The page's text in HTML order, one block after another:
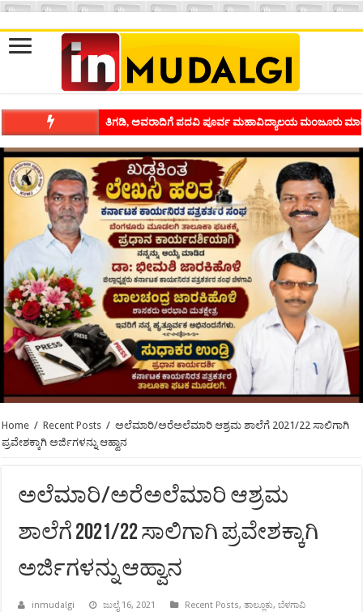
ತಿಗಡಿ, ಅವರಾದಿಗೆ ಪದವಿ ಪೂರ್ವ ಮಹಾವಿದ್ಯಾಲಯ ಮಂಜೂರು
Home / Recent Posts / ಅಲೆಮಾರಿ/ಅರೆಅಲೆಮಾರಿ ಆಶ್ರಮ ಶಾಲೆಗೆ 2021/22 ಸಾಲಿಗಾಗಿ
ಪ್ರವೇಶಕ್ಕಾಗಿ ಅರ್ಜಿಗಳನ್ನು ಆಹ್ವಾನ
ಅಲೆಮಾರಿ/ಅರೆಅಲೆಮಾರಿ ಆಶ್ರಮ
ಶಾಲೆಗೆ 2021/22 ಸಾಲಿಗಾಗಿ ಪ್ರವೇಶಕ್ಕಾಗಿ
ಅರ್ಜಿಗಳನ್ನು ಆಹ್ವಾನ
inmudalgi ಜುಲೈ 16, 2021 Recent Posts,ತಾಲ್ಲೂಕು,ಬೆಳಗಾವಿ